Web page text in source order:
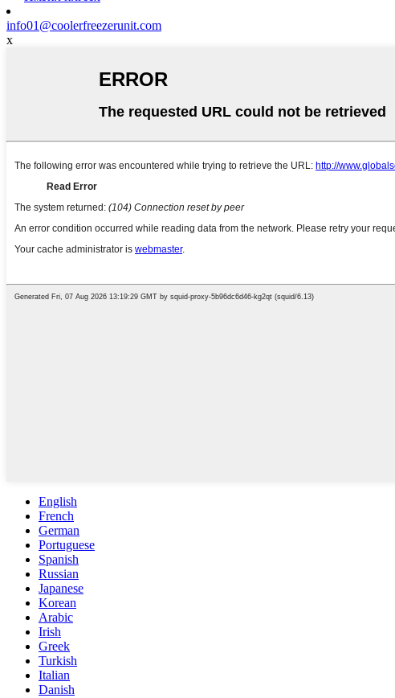
info01@coolerfreezerunit.com
x
English
French
German
Portuguese
Spanish
Russian
Japanese
Korean
Arabic
Irish
Greek
Turkish
Italian
Danish